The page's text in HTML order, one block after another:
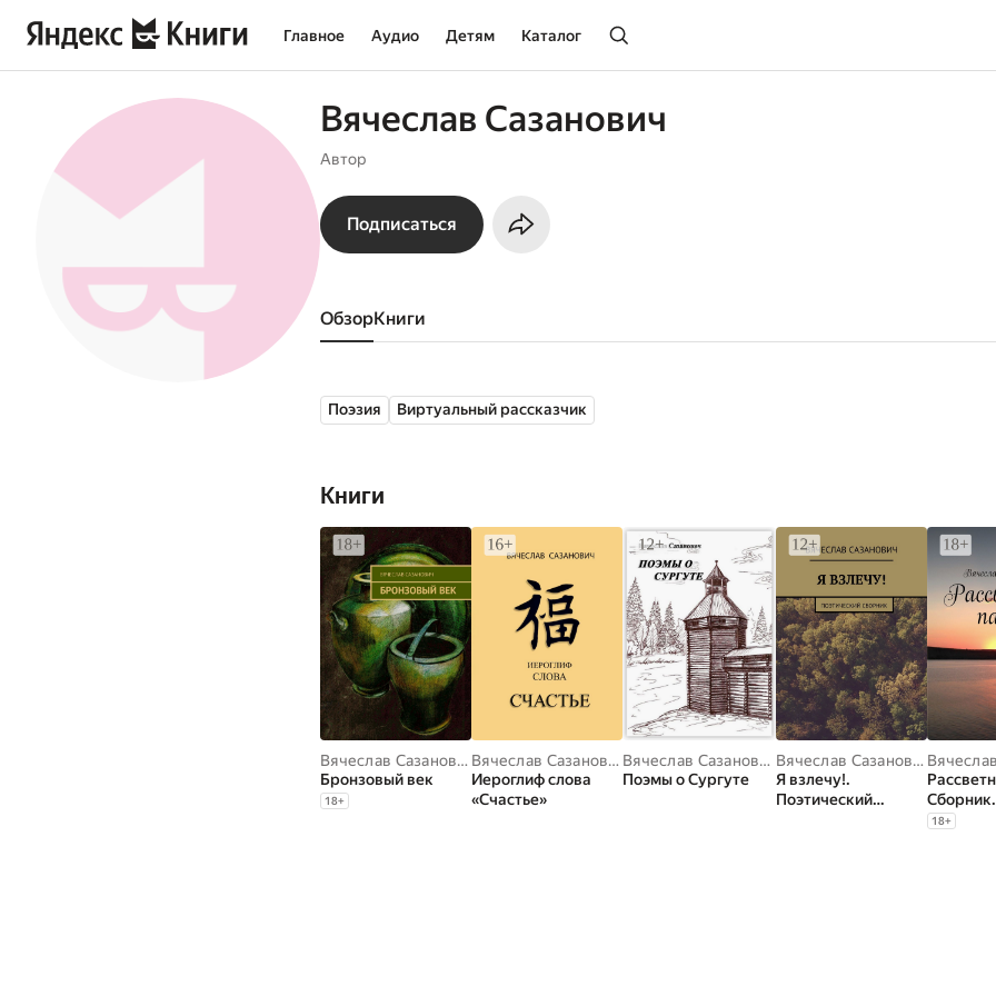
Главное Аудио Детям Каталог
Вячеслав Сазанович
Автор
Подписаться
Обзор книги
Поэзия Виртуальный рассказчик
Книги
Вячеслав Сазанович
Бронзовый век
18+
Вячеслав Сазанович
Иероглиф слова
«Счастье»
Вячеслав Сазанович
Поэмы о Сургуте
Вячеслав Сазанович
Я взлечу!.
Поэтический
Сборник
18+